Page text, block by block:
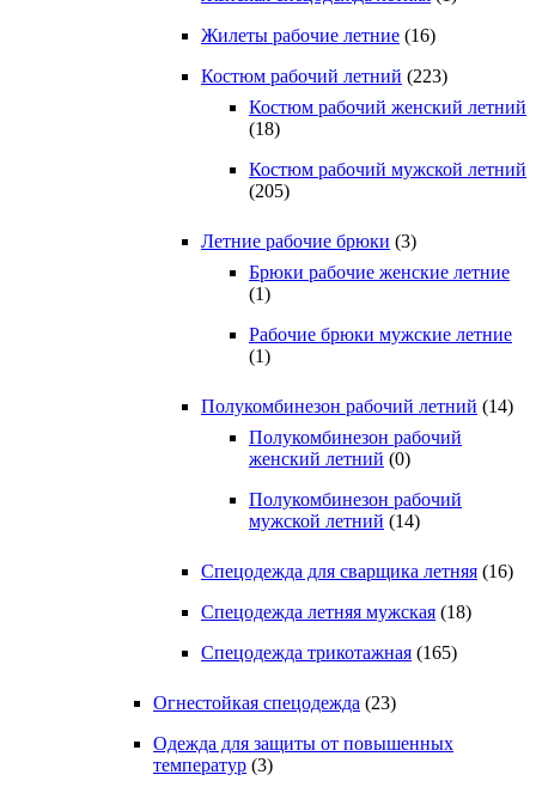
Жилеты рабочие летние (16)
Костюм рабочий летний (223)
Костюм рабочий женский летний
(18)
Костюм рабочий мужской летний
(205)
Летние рабочие брюки (3)
Брюки рабочие женские летние
(1)
Рабочие брюки мужские летние
(1)
Полукомбинезон рабочий летний (14)
Полукомбинезон рабочий
женский летний (0)
Полукомбинезон рабочий
мужской летний (14)
Спецодежда для сварщика летняя (16)
Спецодежда летняя мужская (18)
Спецодежда трикотажная (165)
Огнестойкая спецодежда (23)
Одежда для защиты от повышенных
температур (3)